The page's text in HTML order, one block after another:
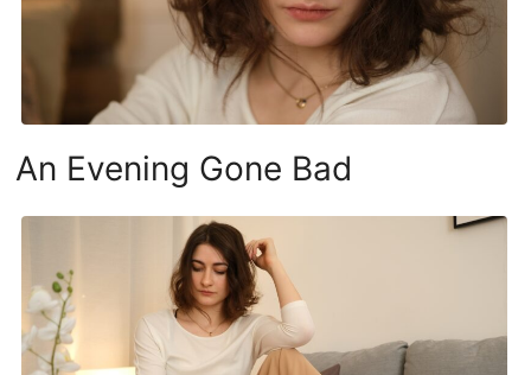
An Evening Gone Bad